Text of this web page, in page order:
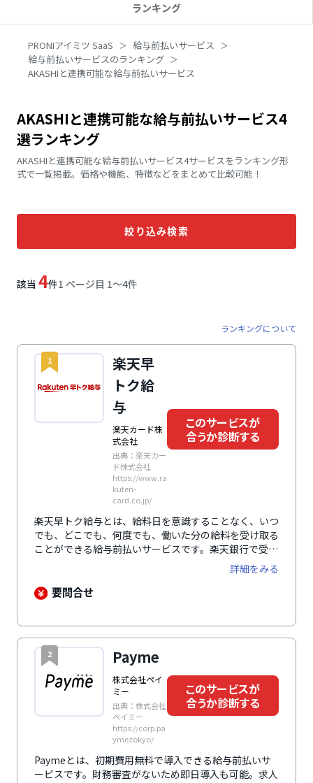
ランキング
PRONIアイミツ SaaS
給与前払いサービス
給与前払いサービスのランキング
AKASHIと連携可能な給与前払いサービス
AKASHIと連携可能な給与前払いサービス4
選ランキング
AKASHIと連携可能な給与前払いサービス4サービスをランキング形
式で一覧掲載。価格や機能、特徴などをまとめて比較可能！
絞り込み検索
該当 4件1 ページ目 1〜4件
ランキングについて
1
楽天早
トク給
与
楽天カード株
式会社
出典：楽天カー
ド株式会社
https://www.ra
kuten-
card.co.jp/
このサービスが
合うか診断する
楽天早トク給与とは、給料日を意識することなく、いつ
でも、どこでも、何度でも、働いた分の給料を受け取る
ことができる給与前払いサービスです。楽天銀行で受け
取れば、給料と一緒に楽天ポイントももらうことができ
るほか、振込手数料もかかりません。もちろん、楽天銀
行以外の銀行口座でも受け取り可能です。「立替型」や
導入・運用に際して企業や従業員をサポートするための
コールセンターを設置するなど、万全のフォロー体制を
整えています。
詳細をみる
要問合せ
2 Payme
株式会社ペイ
ミー
出典：株式会社
ペイミー
https://corp.pa
yme.tokyo/
このサービスが
合うか診断する
Paymeとは、初期費用無料で導入できる給与前払いサ
ービスです。財務審査がないため即日導入も可能。求人